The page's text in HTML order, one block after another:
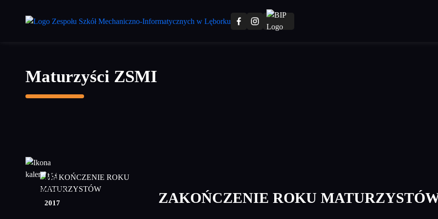
Maturzyści ZSMI
09
czerwiec
2017
ZAKOŃCZENIE ROKU